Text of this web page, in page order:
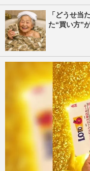
「どうせ当
た“買い方”